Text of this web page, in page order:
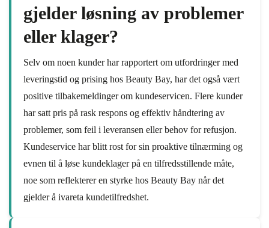
gjelder løsning av problemer
eller klager?
Selv om noen kunder har rapportert om utfordringer med
leveringstid og prising hos Beauty Bay, har det også vært
positive tilbakemeldinger om kundeservicen. Flere kunder
har satt pris på rask respons og effektiv håndtering av
problemer, som feil i leveransen eller behov for refusjon.
Kundeservice har blitt rost for sin proaktive tilnærming og
evnen til å løse kundeklager på en tilfredsstillende måte,
noe som reflekterer en styrke hos Beauty Bay når det
gjelder å ivareta kundetilfredshet.